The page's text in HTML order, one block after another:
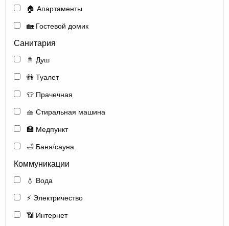
🏠 Апартаменты
🏡 Гостевой домик
Санитария
🚿 Душ
🚻 Туалет
👕 Прачечная
🧺 Стиральная машина
🏥 Медпункт
🛁 Баня/сауна
Коммуникации
💧 Вода
⚡ Электричество
📶 Интернет